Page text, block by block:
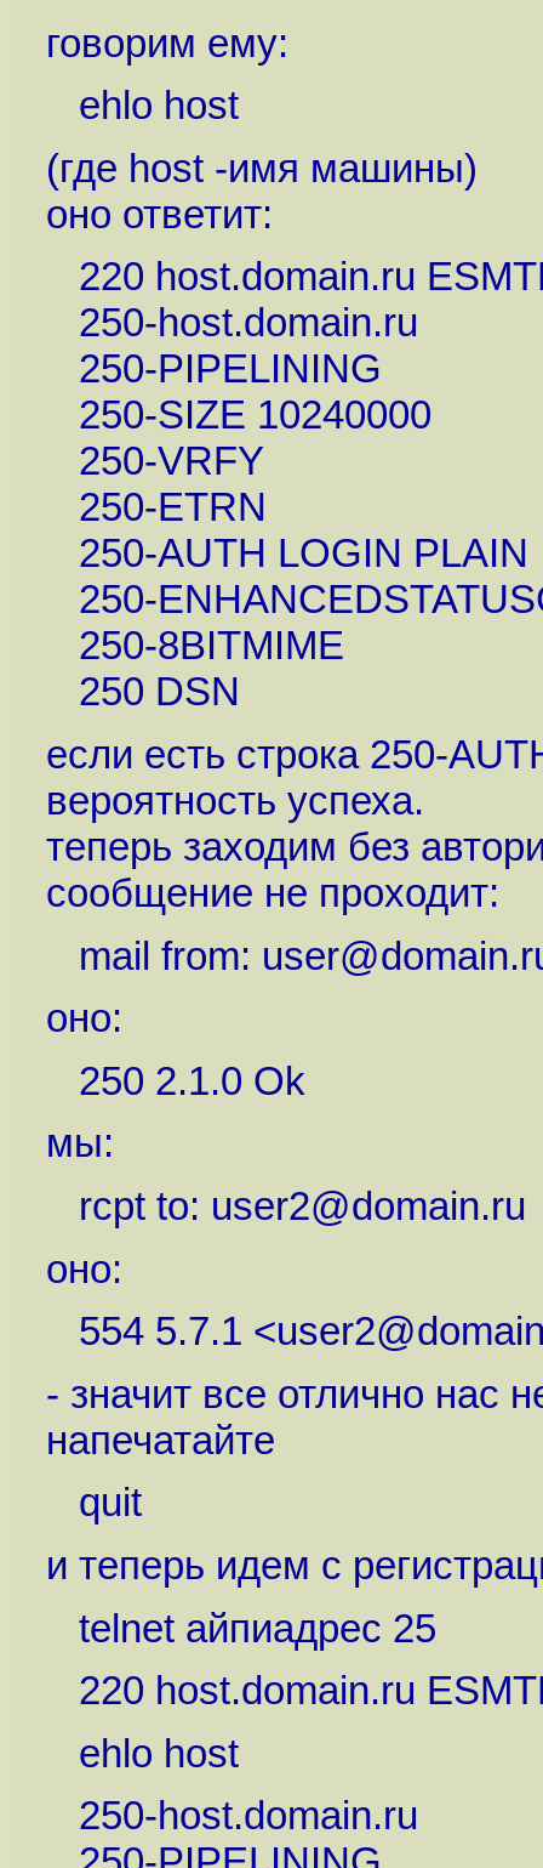
говорим ему:
ehlo host
(где host -имя машины)
оно ответит:
220 host.domain.ru
250-host.domain.ru
250-PIPELINING
250-SIZE 10240000
250-VRFY
250-ETRN
250-AUTH LOGIN PLAIN
250-
250-8BITMIME
250 DSN
если есть строка 250-
вероятность успеха.
теперь заходим без
сообщение не проходит:
mail from:
оно:
250 2.1.0 Ok
мы:
rcpt to: user2@domain.ru
оно:
554 5.7.1
- значит все отлично нас
напечатайте
quit
и теперь идем с
telnet айпиадрес 25
220 host.domain.ru
ehlo host
250-host.domain.ru